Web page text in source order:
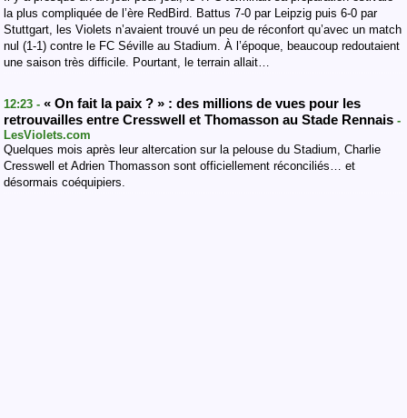
la plus compliquée de l’ère RedBird. Battus 7-0 par Leipzig puis 6-0 par
Stuttgart, les Violets n’avaient trouvé un peu de réconfort qu’avec un match
nul (1-1) contre le FC Séville au Stadium. À l’époque, beaucoup redoutaient
une saison très difficile. Pourtant, le terrain allait…
12:23 - « On fait la paix ? » : des millions de vues pour les
retrouvailles entre Cresswell et Thomasson au Stade Rennais -
LesViolets.com
Quelques mois après leur altercation sur la pelouse du Stadium, Charlie
Cresswell et Adrien Thomasson sont officiellement réconciliés… et
désormais coéquipiers.